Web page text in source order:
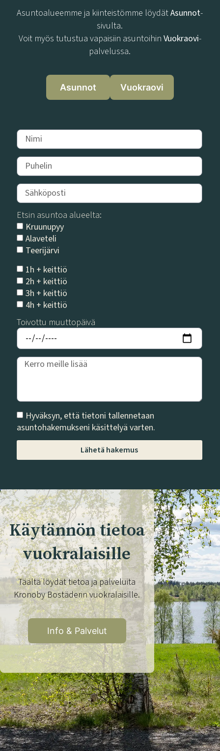
Asuntoalueemme ja kiinteistömme löydätAsunnot-
sivulta.
Voit myös tutustua vapaisiin asuntoihin Vuokraovi-
palvelussa.
Asunnot Vuokraovi
Etsin asuntoa alueelta:
Kruunupyy
Alaveteli
Teerijärvi
1h + keittiö
2h + keittiö
3h + keittiö
4h + keittiö
Toivottu muuttopäivä
Hyväksyn, että tietoni tallennetaan
asuntohakemukseni käsittelyä varten.
Lähetä hakemus
Käytännön tietoa
vuokralaisille
Täältä löydät tietoa ja palveluita
Kronoby Bostäderin vuokralaisille.
Info & Palvelut